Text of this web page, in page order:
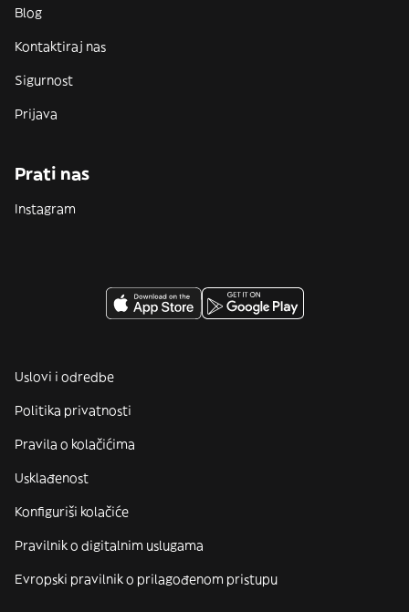
Blog
Kontaktiraj nas
Sigurnost
Prijava
Prati nas
Instagram
Uslovi i odredbe
Politika privatnosti
Pravila o kolačićima
Usklađenost
Konfiguriši kolačiće
Pravilnik o digitalnim uslugama
Evropski pravilnik o prilagođenom pristupu